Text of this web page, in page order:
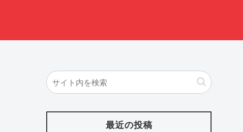
最近の投稿